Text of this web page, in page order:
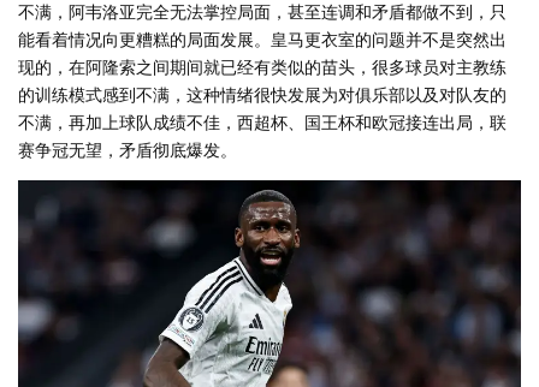
不满，阿韦洛亚完全无法掌控局面，甚至连调和矛盾都做不到，只
能看着情况向更糟糕的局面发展。皇马更衣室的问题并不是突然出
现的，在阿隆索之间期间就已经有类似的苗头，很多球员对主教练
的训练模式感到不满，这种情绪很快发展为对俱乐部以及对队友的
不满，再加上球队成绩不佳，西超杯、国王杯和欧冠接连出局，联
赛争冠无望，矛盾彻底爆发。